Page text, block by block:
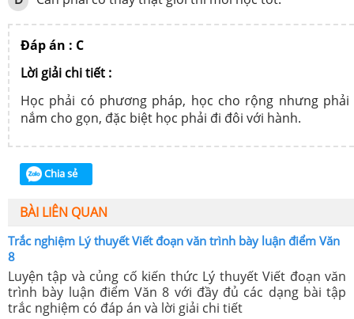
Đáp án : C
Lời giải chi tiết :
Học phải có phương pháp, học cho rộng nhưng phải
nắm cho gọn, đặc biệt học phải đi đôi với hành.
Chia sẻ
BÀI LIÊN QUAN
Trắc nghiệm Lý thuyết Viết đoạn văn trình bày luận điểm Văn
8
Luyện tập và củng cố kiến thức Lý thuyết Viết đoạn văn
trình bày luận điểm Văn 8 với đầy đủ các dạng bài tập
trắc nghiệm có đáp án và lời giải chi tiết